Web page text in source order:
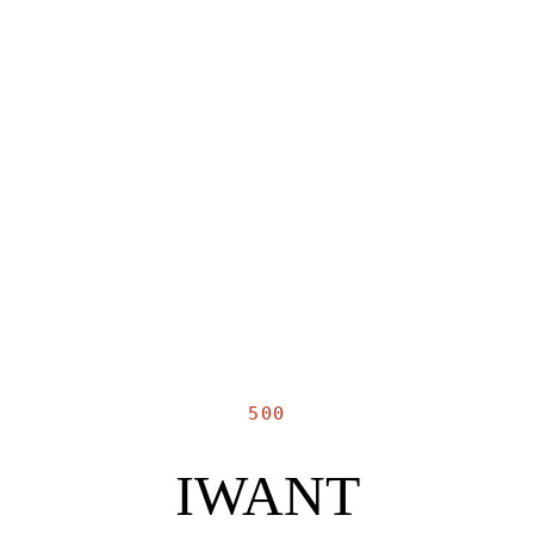
500
IWANT